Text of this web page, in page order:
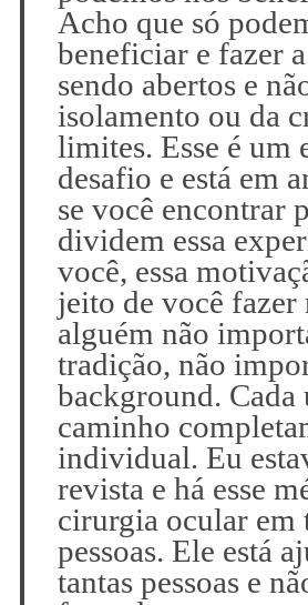
Acho que só
beneficiar e fazer
sendo abertos e
isolamento ou da
limites. Esse é um
desafio e está em
se você encontrar
dividem essa
você, essa
jeito de você fazer
alguém não
tradição, não
background. Cada
caminho
individual. Eu
revista e há esse
cirurgia ocular em
pessoas. Ele está
tantas pessoas e